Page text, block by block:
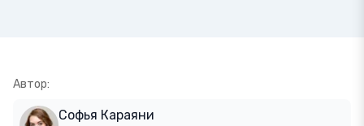
Автор:
Софья Караяни